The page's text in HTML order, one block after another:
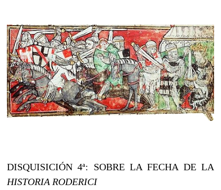
DISQUISICIÓN 4ª: SOBRE LA FECHA DE LA
HISTORIA RODERICI